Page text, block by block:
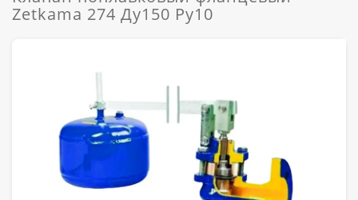
Zetkama 274 Ду150 Ру10